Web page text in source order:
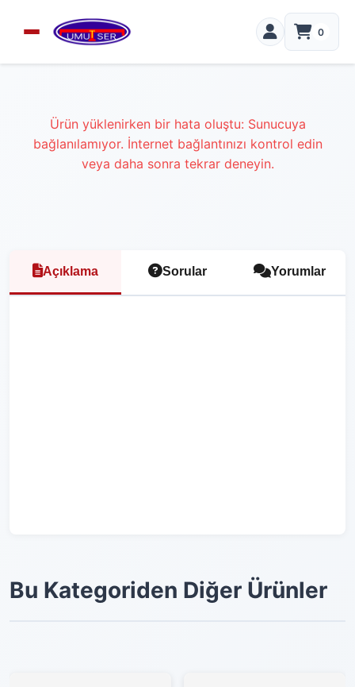
0
Ürün yüklenirken bir hata oluştu: Sunucuya
bağlanılamıyor. İnternet bağlantınızı kontrol edin
veya daha sonra tekrar deneyin.
Açıklama Sorular Yorumlar
Bu Kategoriden Diğer Ürünler